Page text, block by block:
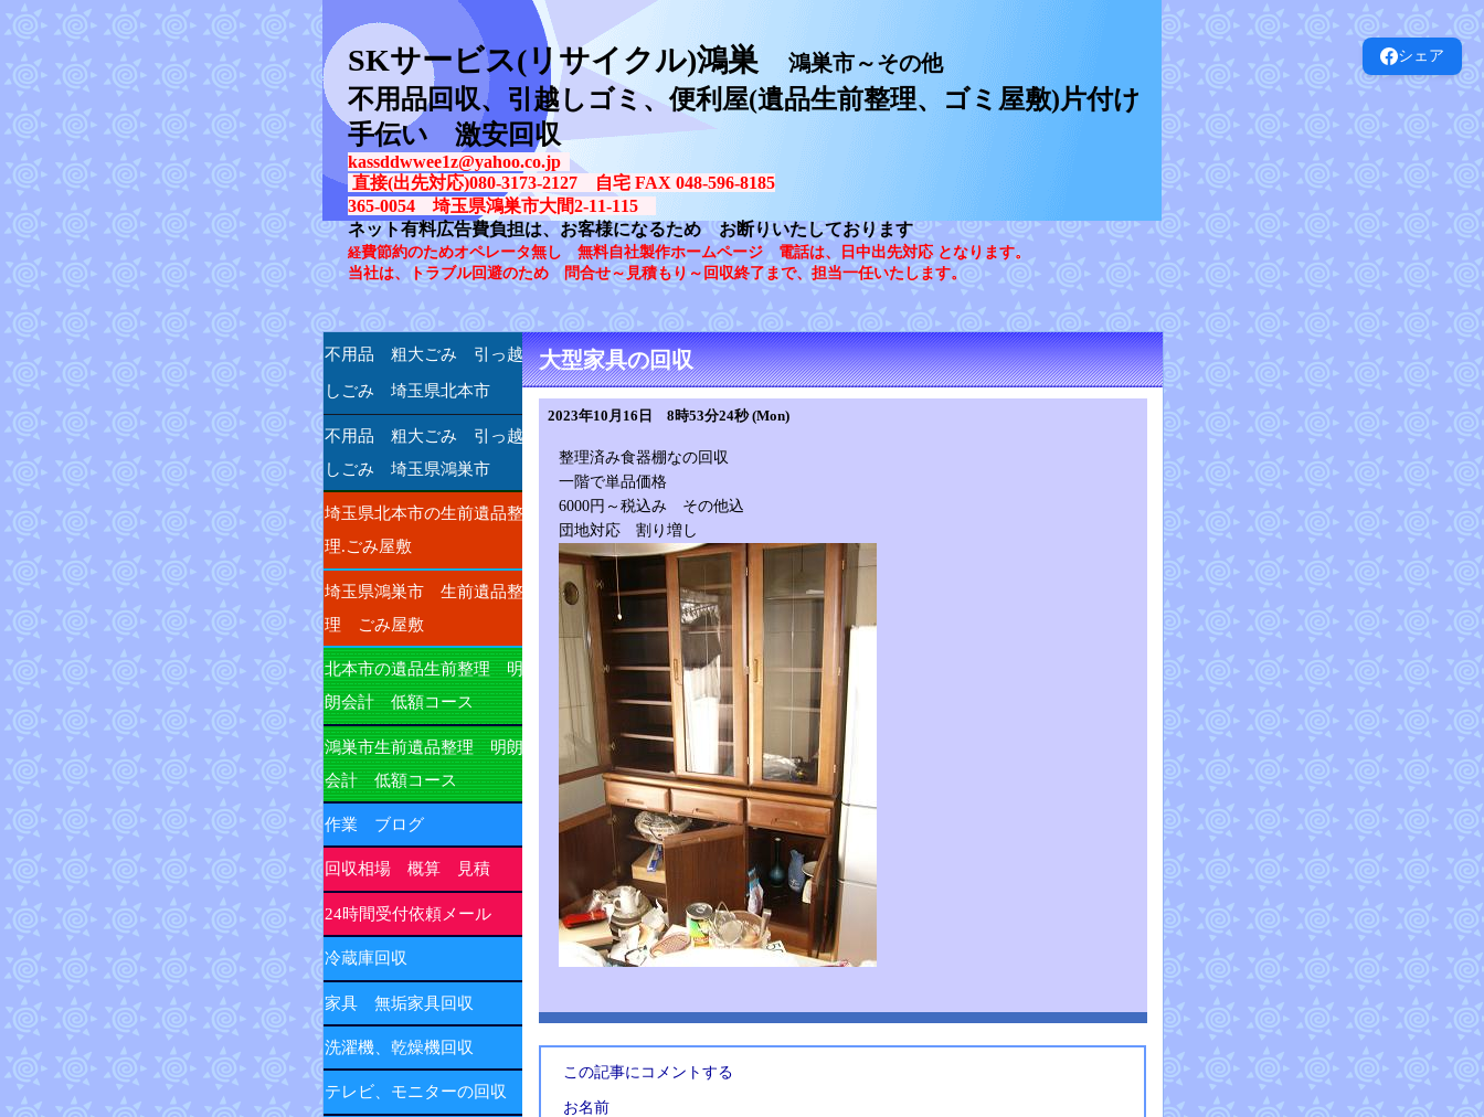
シェア
SKサービス(リサイクル)鴻巣 鴻巣市～その他
不用品回収、引越しゴミ、便利屋(遺品生前整理、ゴミ屋敷)片付け
手伝い 激安回収
kassddwwee1z@yahoo.co.jp
直接(出先対応)080-3173-2127 自宅 FAX 048-596-8185
365-0054 埼玉県鴻巣市大間2-11-115
ネット有料広告費負担は、お客様になるため お断りいたしております
経費節約のためオペレータ無し 無料自社製作ホームページ 電話は、日中出先対応 となります。
当社は、トラブル回避のため 問合せ～見積もり～回収終了まで、担当一任いたします。
大型家具の回収
2023年10月16日 8時53分24秒 (Mon)
整理済み食器棚なの回収
一階で単品価格
6000円～税込み その他込
団地対応 割り増し
この記事にコメントする
お名前
不用品 粗大ごみ 引っ越
しごみ 埼玉県北本市
不用品 粗大ごみ 引っ越
しごみ 埼玉県鴻巣市
埼玉県北本市の生前遺品整
理.ごみ屋敷
埼玉県鴻巣市 生前遺品整
理 ごみ屋敷
北本市の遺品生前整理 明
朗会計 低額コース
鴻巣市生前遺品整理 明朗
会計 低額コース
作業 ブログ
回収相場 概算 見積
24時間受付依頼メール
冷蔵庫回収
家具 無垢家具回収
洗濯機、乾燥機回収
テレビ、モニターの回収